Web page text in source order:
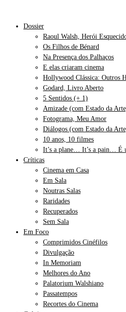
Dossier
Raoul Walsh, Herói
Os Filhos de Bénard
Na Presença dos Palhaços
E elas criaram cinema
Hollywood Clássica: Outros
Godard, Livro Aberto
5 Sentidos (+ 1)
Amizade (com Estado da
Fotograma, Meu Amor
Diálogos (com Estado da
10 anos, 10 filmes
It’s a plane… It’s a pain… É
Críticas
Cinema em Casa
Em Sala
Noutras Salas
Raridades
Recuperados
Sem Sala
Em Foco
Comprimidos Cinéfilos
Divulgação
In Memoriam
Melhores do Ano
Palatorium Walshiano
Passatempos
Recortes do Cinema